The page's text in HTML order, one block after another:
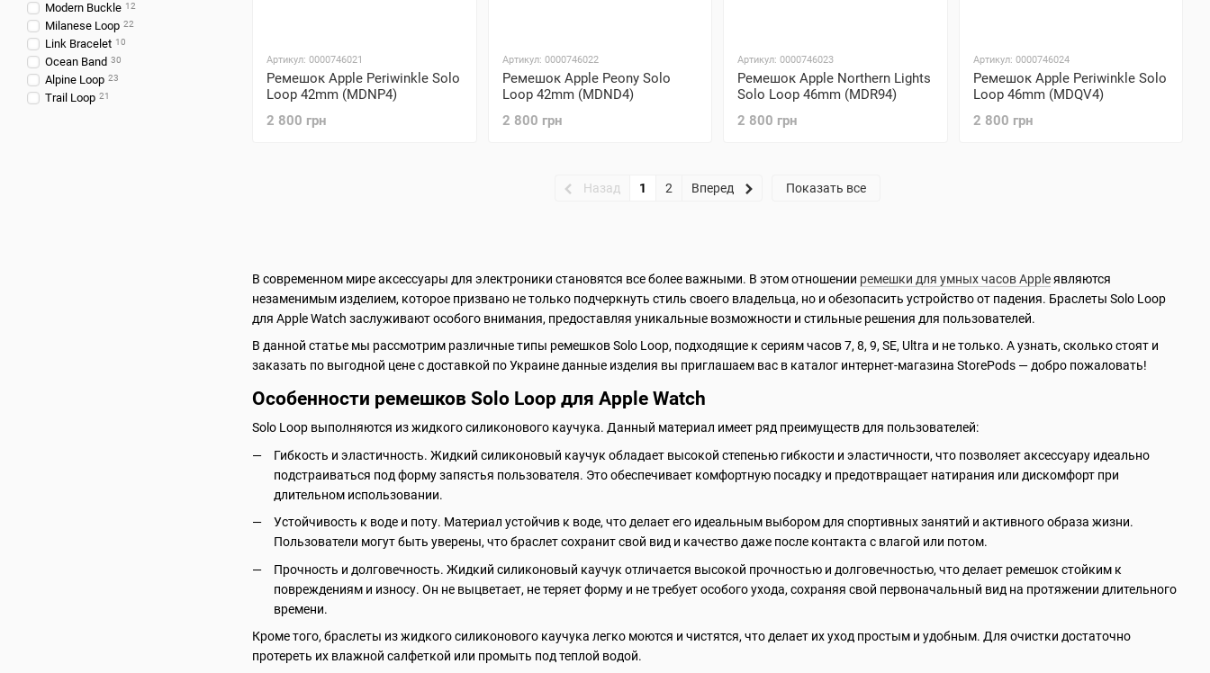
В современном мире аксессуары для электроники становятся все более важными. В этом отношении ремешки для умных часов Appleявляются
незаменимым изделием, которое призвано не только подчеркнуть стиль своего владельца, но и обезопасить устройство от падения. Браслеты Solo Loop
для Apple Watch заслуживают особого внимания, предоставляя уникальные возможности и стильные решения для пользователей.
В данной статье мы рассмотрим различные типы ремешков Solo Loop, подходящие к сериям часов 7, 8, 9, SE, Ultra и не только. А узнать, сколько стоят и
заказать по выгодной цене с доставкой по Украине данные изделия вы приглашаем вас в каталог интернет-магазина StorePods — добро пожаловать!
Особенности ремешков Solo Loop для Apple Watch
Solo Loop выполняются из жидкого силиконового каучука. Данный материал имеет ряд преимуществ для пользователей:
Гибкость и эластичность. Жидкий силиконовый каучук обладает высокой степенью гибкости и эластичности, что позволяет аксессуару идеально
подстраиваться под форму запястья пользователя. Это обеспечивает комфортную посадку и предотвращает натирания или дискомфорт при
длительном использовании.
Устойчивость к воде и поту. Материал устойчив к воде, что делает его идеальным выбором для спортивных занятий и активного образа жизни.
Пользователи могут быть уверены, что браслет сохранит свой вид и качество даже после контакта с влагой или потом.
Прочность и долговечность. Жидкий силиконовый каучук отличается высокой прочностью и долговечностью, что делает ремешок стойким к
повреждениям и износу. Он не выцветает, не теряет форму и не требует особого ухода, сохраняя свой первоначальный вид на протяжении длительного
времени.
Кроме того, браслеты из жидкого силиконового каучука легко моются и чистятся, что делает их уход простым и удобным. Для очистки достаточно
протереть их влажной салфеткой или промыть под теплой водой.
Артикул: 0000746021
Ремешок Apple Periwinkle Solo
Loop 42mm (MDNP4)
2 800 грн
Артикул: 0000746022
Ремешок Apple Peony Solo
Loop 42mm (MDND4)
2 800 грн
Артикул: 0000746023
Ремешок Apple Northern Lights
Solo Loop 46mm (MDR94)
2 800 грн
Артикул: 0000746024
Ремешок Apple Periwinkle Solo
Loop 46mm (MDQV4)
2 800 грн
Назад 1 2 Вперед Показать все
Modern Buckle 12
Milanese Loop 22
Link Bracelet 10
Ocean Band 30
Alpine Loop 23
Trail Loop 21